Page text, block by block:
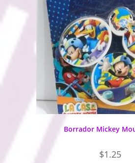
Borrador Mickey
$1.25